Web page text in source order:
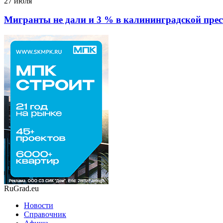
Мигранты не дали и 3 % в калининградской
RuGrad.eu
Новости
Справочник